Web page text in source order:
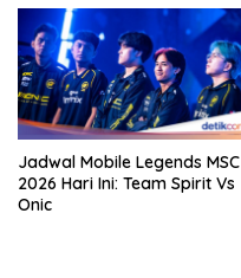
Jadwal Mobile Legends MSC
2026 Hari Ini: Team Spirit Vs
Onic